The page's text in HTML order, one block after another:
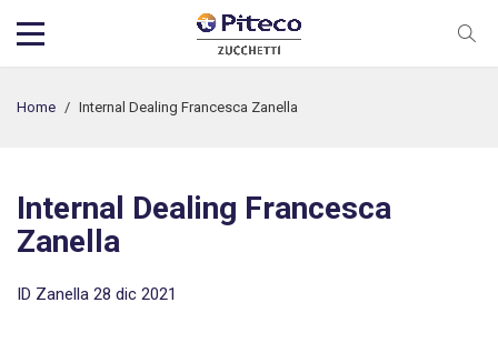
Home / Internal Dealing Francesca Zanella
Internal Dealing Francesca
Zanella
ID Zanella 28 dic 2021